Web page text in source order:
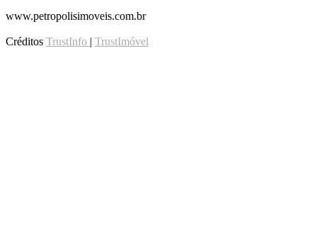
www.petropolisimoveis.com.br
Créditos TrustInfo | TrustImóvel